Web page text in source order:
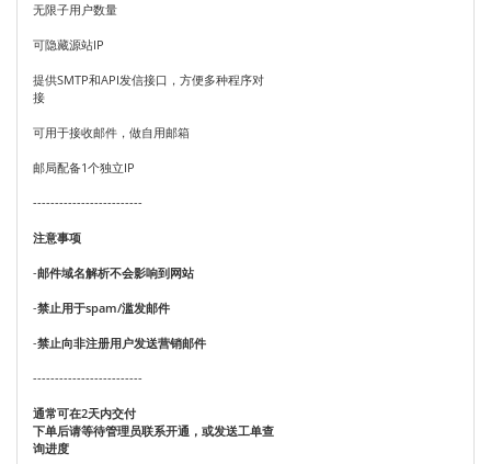
无限子用户数量
可隐藏源站IP
提供SMTP和API发信接口，方便多种程序对
接
可用于接收邮件，做自用邮箱
邮局配备1个独立IP
-------------------------
注意事项
-邮件域名解析不会影响到网站
-禁止用于spam/滥发邮件
-禁止向非注册用户发送营销邮件
-------------------------
通常可在2天内交付
下单后请等待管理员联系开通，或发送工单查
询进度